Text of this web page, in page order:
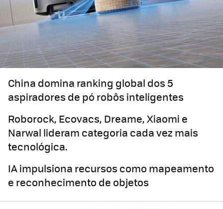
China domina ranking global dos 5
aspiradores de pó robôs inteligentes
Roborock, Ecovacs, Dreame, Xiaomi e
Narwal lideram categoria cada vez mais
tecnológica.
IA impulsiona recursos como mapeamento
e reconhecimento de objetos